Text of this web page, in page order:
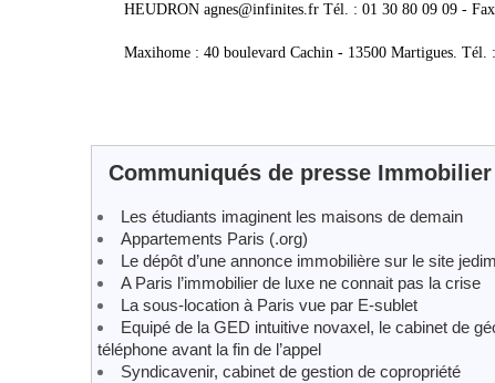
HEUDRON agnes@infinites.fr Tél. : 01 30 80 09 09 -
Maxihome : 40 boulevard Cachin - 13500 Martigues.
Communiqués de presse Immobilier
Les étudiants imaginent les maisons de demain
Appartements Paris (.org)
Le dépôt d’une annonce immobilière sur le site
A Paris l’immobilier de luxe ne connait pas la crise
La sous-location à Paris vue par E-sublet
Equipé de la GED intuitive novaxel, le cabinet de
téléphone avant la fin de l’appel
Syndicavenir, cabinet de gestion de copropriété